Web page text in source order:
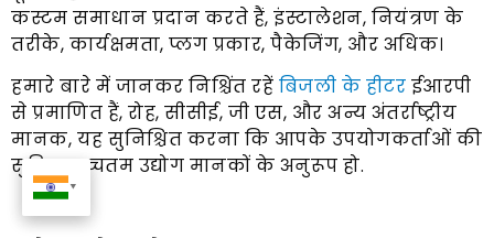
कस्टम समाधान प्रदान करते हैं, इंस्टालेशन, नियंत्रण के
तरीके, कार्यक्षमता, प्लग प्रकार, पैकेजिंग, और अधिक।
हमारे बारे में जानकर निश्चिंत रहें बिजली के हीटर ईआरपी
से प्रमाणित हैं, रोह, सीसीई, जी एस, और अन्य अंतर्राष्ट्रीय
मानक, यह सुनिश्चित करना कि आपके उपयोगकर्ताओं की
सुविधा उच्चतम उद्योग मानकों के अनुरूप हो.